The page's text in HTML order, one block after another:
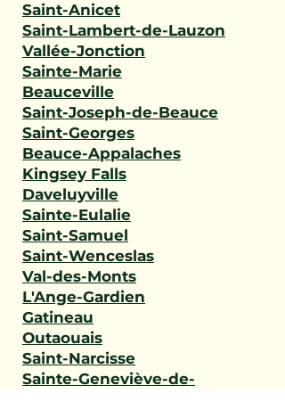
Saint-Anicet
Saint-Lambert-de-Lauzon
Vallée-Jonction
Sainte-Marie
Beauceville
Saint-Joseph-de-Beauce
Saint-Georges
Beauce-Appalaches
Kingsey Falls
Daveluyville
Sainte-Eulalie
Saint-Samuel
Saint-Wenceslas
Val-des-Monts
L'Ange-Gardien
Gatineau
Outaouais
Saint-Narcisse
Sainte-Geneviève-de-